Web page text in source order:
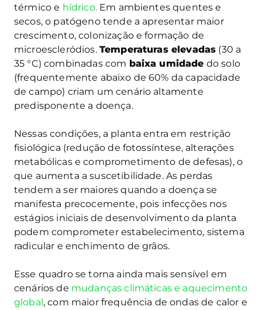
térmico e hídrico.Em ambientes quentes e
secos, o patógeno tende a apresentar maior
crescimento, colonização e formação de
microescleródios. Temperaturas elevadas (30 a
35 °C) combinadas com baixa umidade do solo
(frequentemente abaixo de 60% da capacidade
de campo) criam um cenário altamente
predisponente a doença.
Nessas condições, a planta entra em restrição
fisiológica (redução de fotossíntese, alterações
metabólicas e comprometimento de defesas), o
que aumenta a suscetibilidade. As perdas
tendem a ser maiores quando a doença se
manifesta precocemente, pois infecções nos
estágios iniciais de desenvolvimento da planta
podem comprometer estabelecimento, sistema
radicular e enchimento de grãos.
Esse quadro se torna ainda mais sensível em
cenários de mudanças climáticas e aquecimento
global , com maior frequência de ondas de calor e